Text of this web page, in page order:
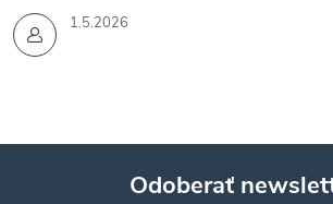
1.5.2026
Odoberať